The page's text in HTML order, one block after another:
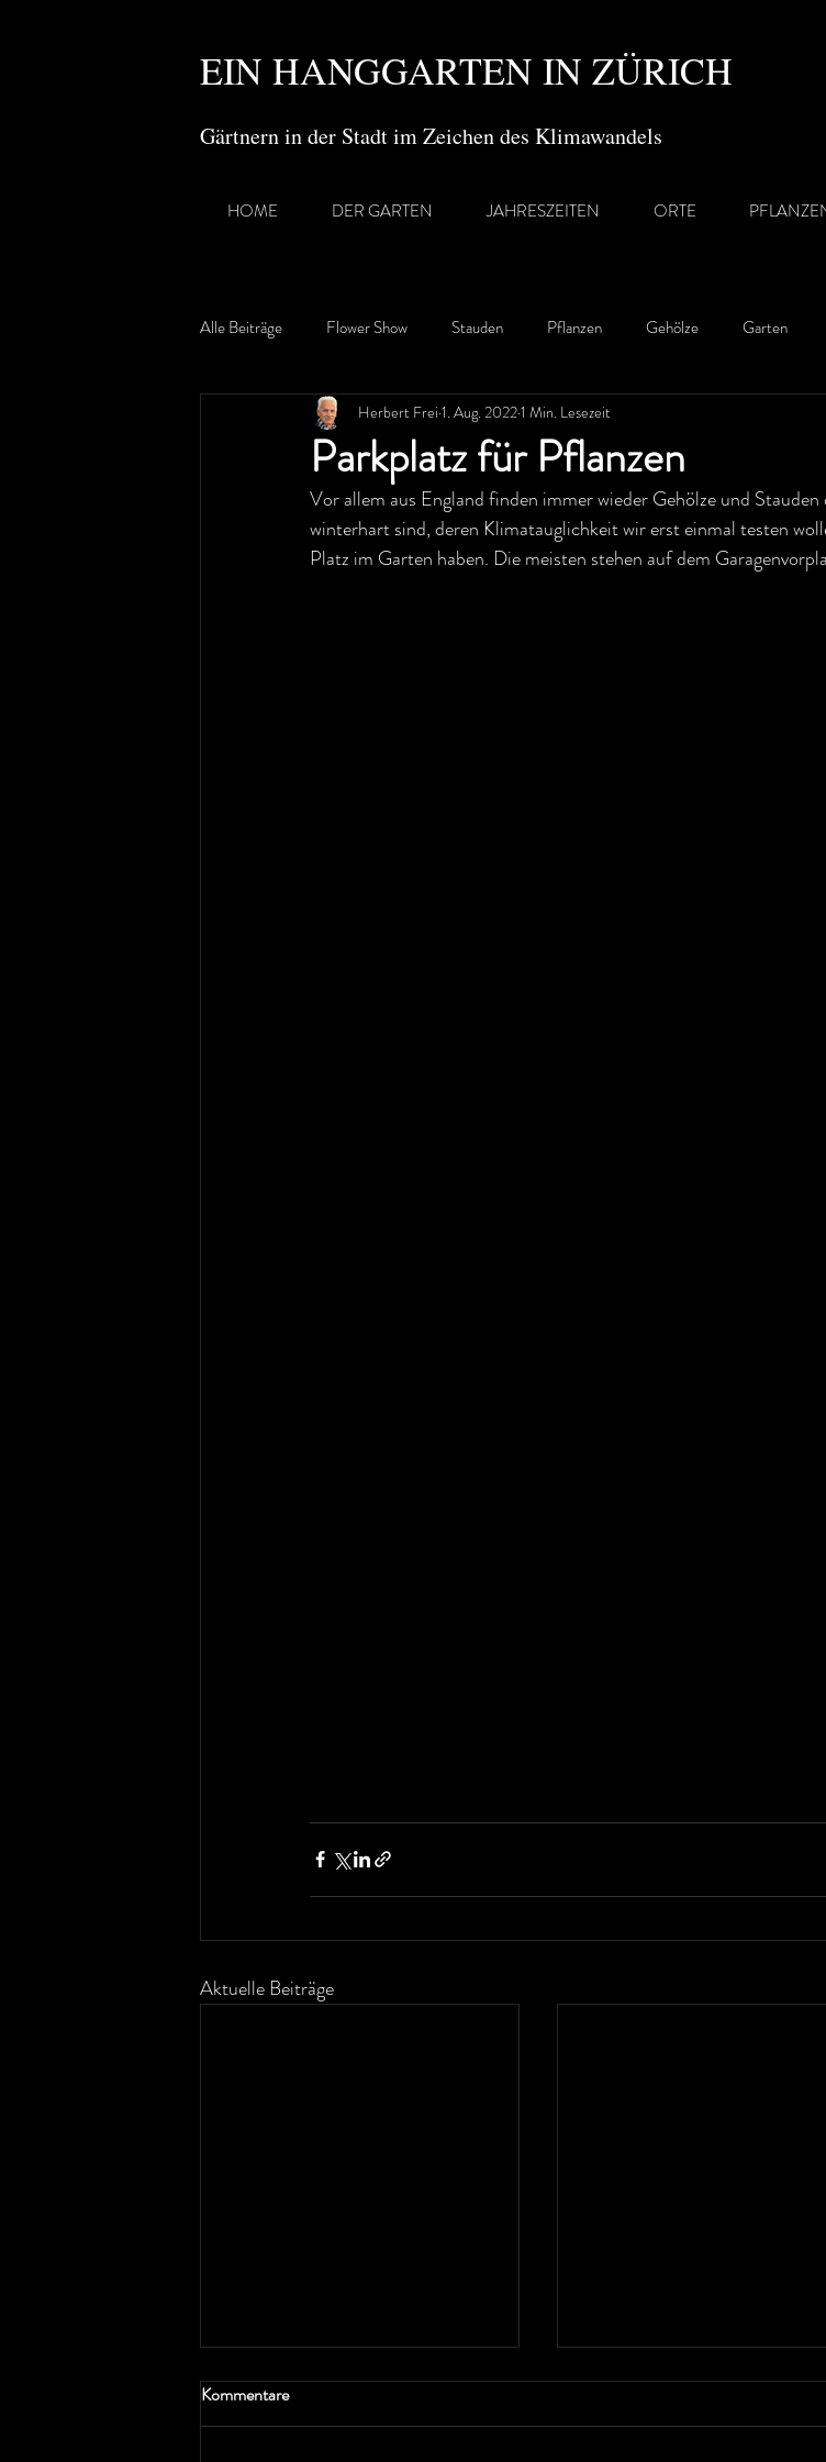
EIN HANGGARTEN IN ZÜRICH
Gärtnern in der Stadt im Zeichen des Klimawandels
HOME DER GARTEN JAHRESZEITEN ORTE
Alle Beiträge Flower Show Stauden Pflanzen Gehölze Garten
Gartenreisen
Parkplatz für Pflanzen
Herbert Frei 1. Aug. 20221 Min. Lesezeit
Vor allem aus England finden immer wieder Gehölze und
winterhart sind, deren Klimatauglichkeit wir erst einmal testen
Platz im Garten haben. Die meisten stehen auf dem
Aktuelle Beiträge
Kommentare